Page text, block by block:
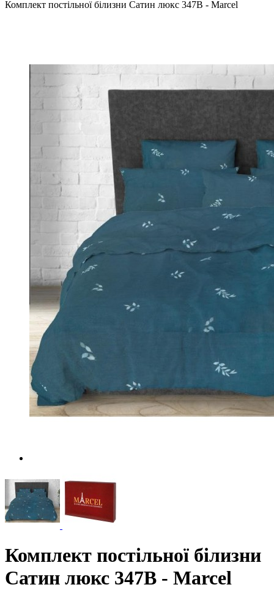
Комплект постільної білизни Сатин люкс 347B - Marcel
Комплект постільної білизни
Сатин люкс 347B - Marcel